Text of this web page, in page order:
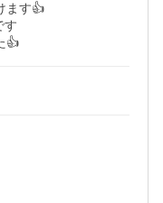
ます👍
す
👍